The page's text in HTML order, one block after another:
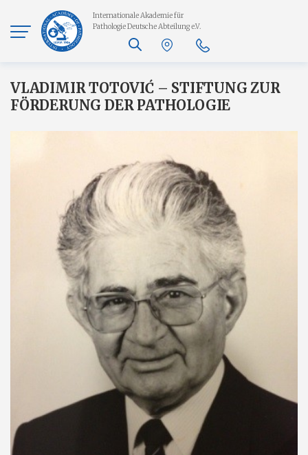
Internationale Akademie für
PathologieDeutsche Abteilung e.V.
VLADIMIR TOTOVIĆ – STIFTUNG ZUR
FÖRDERUNG DER PATHOLOGIE